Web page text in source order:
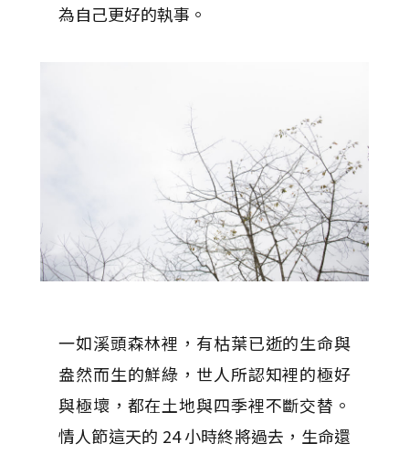
為自己更好的執事。
一如溪頭森林裡，有枯葉已逝的生命與
盎然而生的鮮綠，世人所認知裡的極好
與極壞，都在土地與四季裡不斷交替。
情人節這天的 24 小時終將過去，生命還